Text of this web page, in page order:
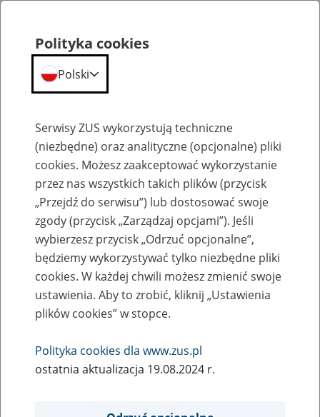
Komunikaty
Ograniczenie w dostępie do portalu PUE
ZUS 19 sierpnia 2024 r.
19
sierpnia
2024
Polityka cookies
Polski
Serwisy ZUS wykorzystują techniczne
(niezbędne) oraz analityczne (opcjonalne) pliki
cookies. Możesz zaakceptować wykorzystanie
przez nas wszystkich takich plików (przycisk
„Przejdź do serwisu”) lub dostosować swoje
zgody (przycisk „Zarządzaj opcjami”). Jeśli
wybierzesz przycisk „Odrzuć opcjonalne”,
będziemy wykorzystywać tylko niezbędne pliki
cookies. W każdej chwili możesz zmienić swoje
ustawienia. Aby to zrobić, kliknij „Ustawienia
plików cookies” w stopce.
Polityka cookies dla www.zus.pl
ostatnia aktualizacja 19.08.2024 r.